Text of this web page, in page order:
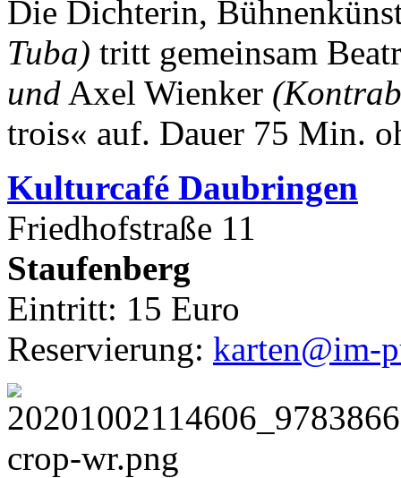
Die Dichterin,
Tuba) tritt gemeinsam
und Axel Wienker
trois« auf. Dauer 75 Min.
Kulturcafé Daubringen
Friedhofstraße 11
Staufenberg
Eintritt: 15 Euro
Reservierung: karten@im-